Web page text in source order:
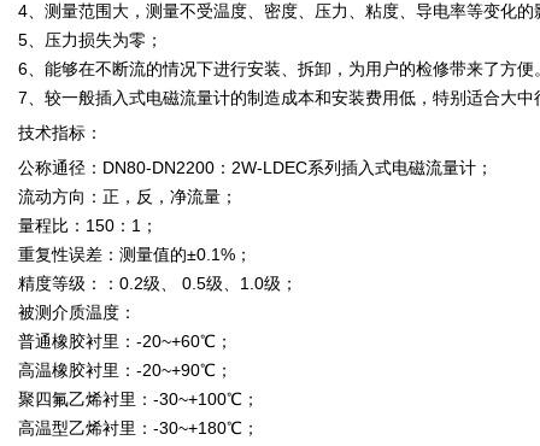
4、测量范围大，测量不受温度、密度、压力、粘度、导电率等变化的
5、压力损失为零；
6、能够在不断流的情况下进行安装、拆卸，为用户的检修带来了方便
7、较一般插入式电磁流量计的制造成本和安装费用低，特别适合大中
技术指标：
公称通径：DN80-DN2200：2W-LDEC系列插入式电磁流量计；
流动方向：正，反，净流量；
量程比：150：1；
重复性误差：测量值的±0.1%；
精度等级：：0.2级、 0.5级、1.0级；
被测介质温度：
普通橡胶衬里：-20~+60℃；
高温橡胶衬里：-20~+90℃；
聚四氟乙烯衬里：-30~+100℃；
高温型乙烯衬里：-30~+180℃；